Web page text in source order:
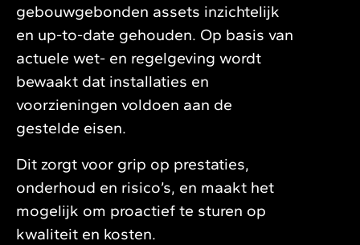
gebouwgebonden assets inzichtelijk
en up-to-date gehouden. Op basis van
actuele wet- en regelgeving wordt
bewaakt dat installaties en
voorzieningen voldoen aan de
gestelde eisen.
Dit zorgt voor grip op prestaties,
onderhoud en risico’s, en maakt het
mogelijk om proactief te sturen op
kwaliteit en kosten.